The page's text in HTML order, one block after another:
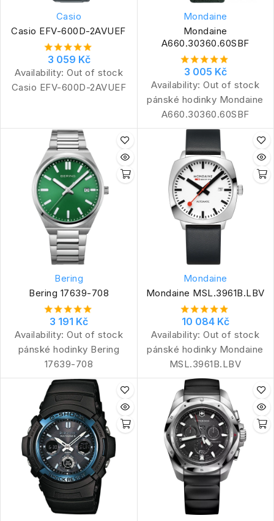
Casio
Casio EFV-600D-2AVUEF
3 059 Kč
Availability: Out of stock
Casio EFV-600D-2AVUEF
Mondaine
Mondaine
A660.30360.60SBF
3 005 Kč
Availability: Out of stock
pánské hodinky Mondaine
A660.30360.60SBF
Bering
Bering 17639-708
3 191 Kč
Availability: Out of stock
pánské hodinky Bering
17639-708
Mondaine
Mondaine MSL.3961B.LBV
10 084 Kč
Availability: Out of stock
pánské hodinky Mondaine
MSL.3961B.LBV